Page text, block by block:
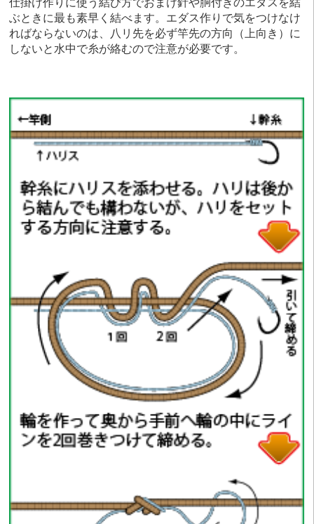
ぶときに最も素早く結べます。エダス作りで気をつけなけ
ればならないのは、八リ先を必ず竿先の方向（上向き）に
しないと水中で糸が絡むので注意が必要です。